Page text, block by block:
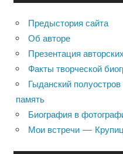
Предыстория сайта
Об авторе
Презентация
Факты творческой
Гыданский
память
Биография в
Мои встречи —